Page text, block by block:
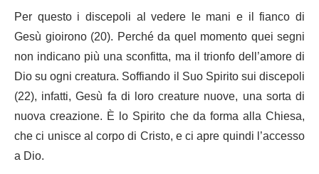
Per questo i discepoli al vedere le mani e il fianco di
Gesù gioirono (20). Perché da quel momento quei segni
non indicano più una sconfitta, ma il trionfo dell’amore di
Dio su ogni creatura. Soffiando il Suo Spirito sui discepoli
(22), infatti, Gesù fa di loro creature nuove, una sorta di
nuova creazione. È lo Spirito che da forma alla Chiesa,
che ci unisce al corpo di Cristo, e ci apre quindi l’accesso
a Dio.